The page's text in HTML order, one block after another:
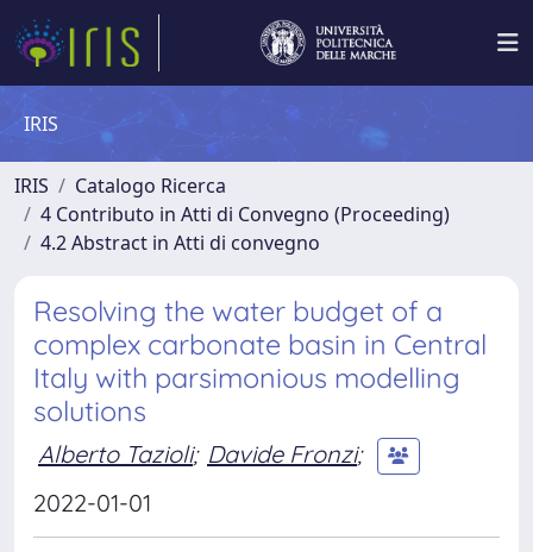
IRIS
IRIS
Catalogo Ricerca
4 Contributo in Atti di Convegno (Proceeding)
4.2 Abstract in Atti di convegno
Resolving the water budget of a
complex carbonate basin in Central
Italy with parsimonious modelling
solutions
Alberto Tazioli; Davide Fronzi;
2022-01-01